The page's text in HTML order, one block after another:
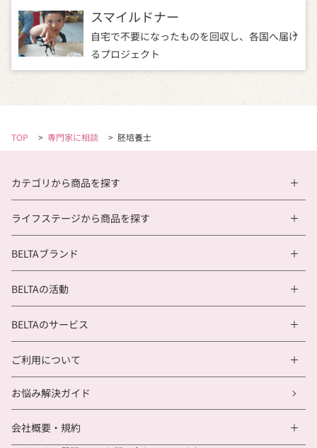
ービスに関する情報提供や広告配信のため
3.個人情報の取得方法
当社は、以下の場合に個人情報を取得させていただ
す。 ただし、ご提供いただけない場合は、各種サー
の利用や閲覧に伴って、お客様ご自身にご入力
b ）お客様から口頭または書面等により直接提
c ）お客様から同意を得た第三者から間接的に提
d ）刊行物やインターネット等で公開された個
4.個人情報の取扱い委託について
当社は、業務を円滑に遂行するため、個人情報の取
ます。
取扱い体制を十分に確認し、個人情報保護に関する
スマイルドナー
自宅で不要になったものを回収し、 各国へ届け
るプロジェクト
TOP > 専門家に相談 > 胚培養士
カテゴリから商品を探す
ライフステージから商品を探す
BELTAブランド
BELTAの活動
BELTAのサービス
ご利用について
お悩み解決ガイド
会社概要・規約